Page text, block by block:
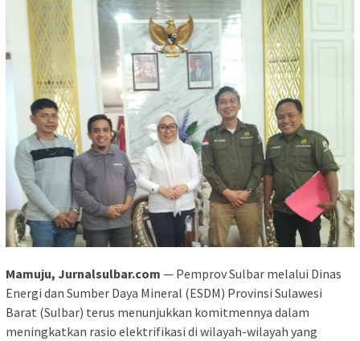
Mamuju, Jurnalsulbar.com — Pemprov Sulbar melalui Dinas
Energi dan Sumber Daya Mineral (ESDM) Provinsi Sulawesi
Barat (Sulbar) terus menunjukkan komitmennya dalam
meningkatkan rasio elektrifikasi di wilayah-wilayah yang